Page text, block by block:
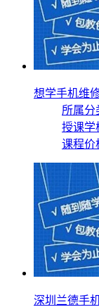
想学手机维
所属分
授课学
课程价
深圳兰德手